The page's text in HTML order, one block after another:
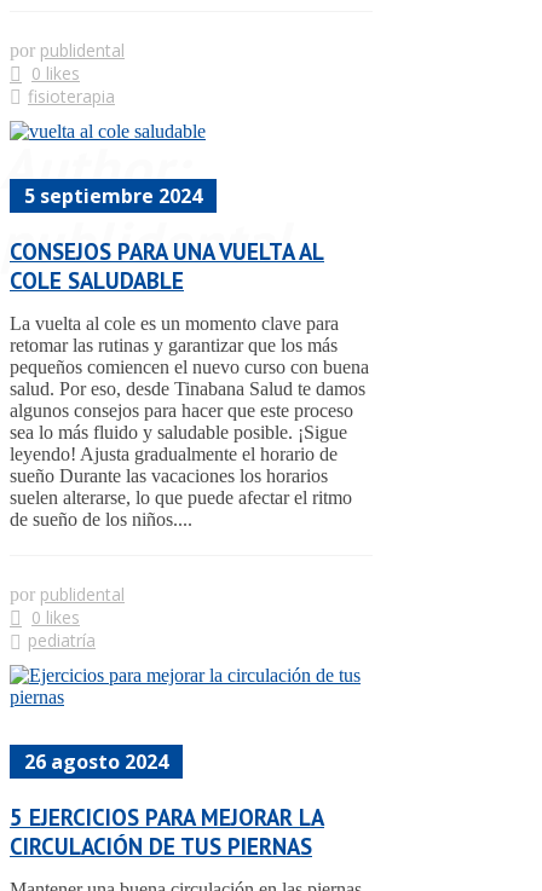
Author:
publidental
por publidental
0 likes
fisioterapia
5 septiembre 2024
CONSEJOS PARA UNA VUELTA AL
COLE SALUDABLE
La vuelta al cole es un momento clave para
retomar las rutinas y garantizar que los más
pequeños comiencen el nuevo curso con buena
salud. Por eso, desde Tinabana Salud te damos
algunos consejos para hacer que este proceso
sea lo más fluido y saludable posible. ¡Sigue
leyendo! Ajusta gradualmente el horario de
sueño Durante las vacaciones los horarios
suelen alterarse, lo que puede afectar el ritmo
de sueño de los niños....
por publidental
0 likes
pediatría
26 agosto 2024
5 EJERCICIOS PARA MEJORAR LA
CIRCULACIÓN DE TUS PIERNAS